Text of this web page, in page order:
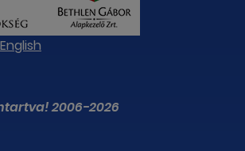
2006-2026